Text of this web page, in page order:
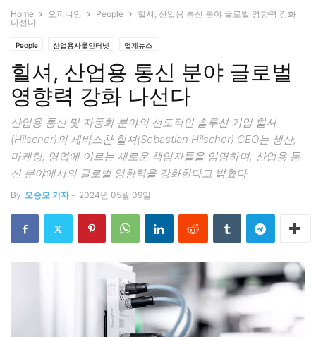
Home 오피니언 People
힐셔, 산업용 통신 분야 글로벌 영향력 강화
나선다
People 산업용사물인터넷 업계뉴스
힐셔, 산업용 통신 분야 글로벌
영향력 강화 나선다
산업용 통신 및 자동화 분야의 선도적인 솔루션 기업 힐셔
(Hilscher)의 세바스찬 힐셔(Sebastian Hilscher) CEO는 생산,
마케팅, 영업에 이르는 새로운 책임자들을 임명하며, 산업용 통
신 분야에서의 글로벌 영향력을 강화한다고 밝혔다
By 오승모 기자 - 2024년 05월 09일